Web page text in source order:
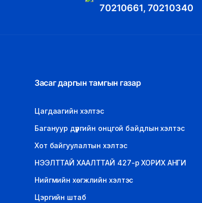
70210661, 70210340
Засаг даргын тамгын газар
Цагдаагийн хэлтэс
Багануур дүүргийн онцгой байдлын хэлтэс
Хот байгуулалтын хэлтэс
НЭЭЛТТАЙ ХААЛТТАЙ 427-р ХОРИХ АНГИ
Нийгмийн хөгжлийн хэлтэс
Цэргийн штаб